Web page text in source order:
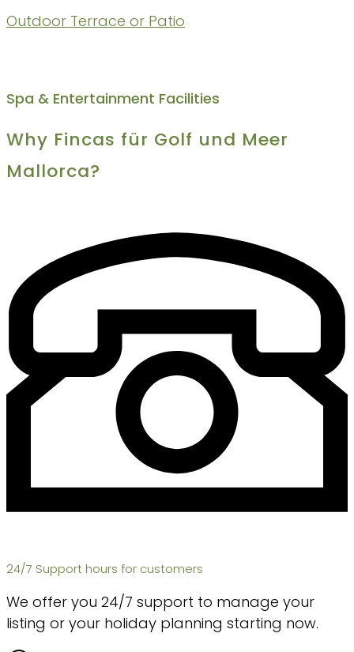
Outdoor Terrace or Patio
Spa & Entertainment Facilities
Why Fincas für Golf und Meer
Mallorca?
24/7 Support hours for customers
We offer you 24/7 support to manage your
listing or your holiday planning starting now.